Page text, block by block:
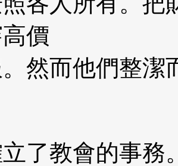
價
然而他們整潔
了教會的事務